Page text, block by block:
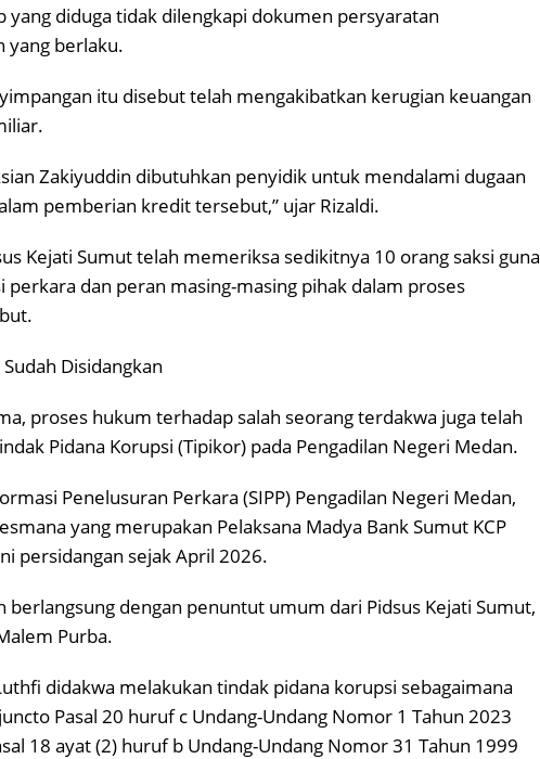
yang diduga tidak dilengkapi dokumen persyaratan
yang berlaku.
itu disebut telah mengakibatkan kerugian keuangan
Zakiyuddin dibutuhkan penyidik untuk mendalami dugaan
pemberian kredit tersebut,” ujar Rizaldi.
Kejati Sumut telah memeriksa sedikitnya 10 orang saksi guna
dan peran masing-masing pihak dalam proses
Disidangkan
proses hukum terhadap salah seorang terdakwa juga telah
Pidana Korupsi (Tipikor) pada Pengadilan Negeri Medan.
Penelusuran Perkara (SIPP) Pengadilan Negeri Medan,
yang merupakan Pelaksana Madya Bank Sumut KCP
persidangan sejak April 2026.
berlangsung dengan penuntut umum dari Pidsus Kejati Sumut,
Purba.
didakwa melakukan tindak pidana korupsi sebagaimana
Pasal 20 huruf c Undang-Undang Nomor 1 Tahun 2023
18 ayat (2) huruf b Undang-Undang Nomor 31 Tahun 1999